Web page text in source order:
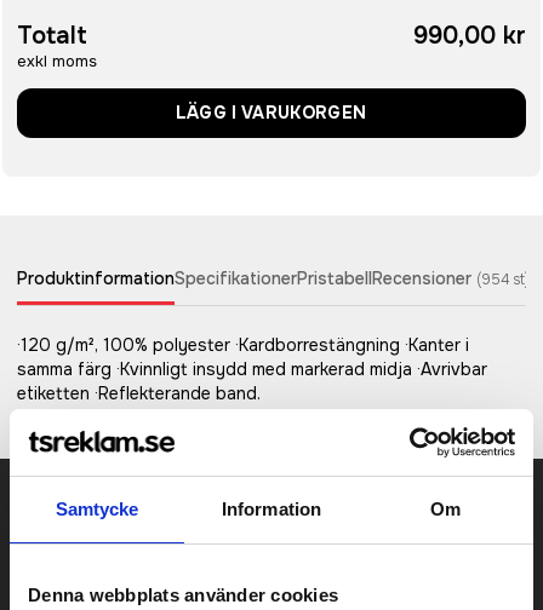
Samtycke Information Om
Denna webbplats använder cookies
Totalt
exkl moms
990,00 kr
LÄGG I VARUKORGEN
ProduktinformationSpecifikationerPristabellRecensioner (954 st)
·120 g/m², 100% polyester ·Kardborrestängning ·Kanter i
samma färg ·Kvinnligt insydd med markerad midja ·Avrivbar
etiketten ·Reflekterande band.
Prisuppgift på mailen?
Kontakta oss här för att få förslag på produkt och pris över
Det går också utmärkt att bara ställa frågor!